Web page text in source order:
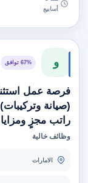
أسابيع
و 67% توافق
فرصة عمل
(صيانة
راتب مجزٍ ومزايا
وظائف خالية
الامارات